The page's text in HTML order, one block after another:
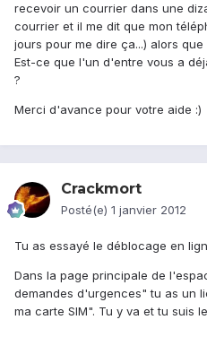
recevoir un courrier dans une
courrier et il me dit que mon
jours pour me dire ça...) alors
Est-ce que l'un d'entre vous a
?
Merci d'avance pour votre aide :)
Crackmort
Posté(e) 1 janvier 2012
Tu as essayé le déblocage en
Dans la page principale de
demandes d'urgences" tu as un
ma carte SIM". Tu y va et tu suis